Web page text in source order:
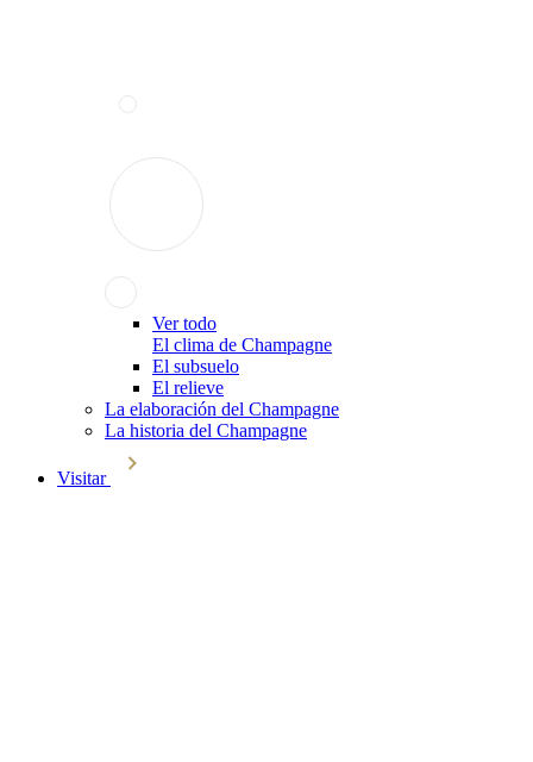
Ver todo
El clima de Champagne
El subsuelo
El relieve
La elaboración del Champagne
La historia del Champagne
Visitar